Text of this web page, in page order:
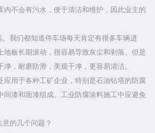
内不会有污水，便于清洁和维护，因此业主的
我们都知道停车场每天肯定有很多车辆进
地板长期滚动，很容易导致灰尘和剥落。但是
，耐磨防滑，美观干净，更容易清洁。
用于各种工矿企业，特别是石油钻塔的防腐
间漆和面漆组成。工业防腐涂料施工中应避免
的几个问题？